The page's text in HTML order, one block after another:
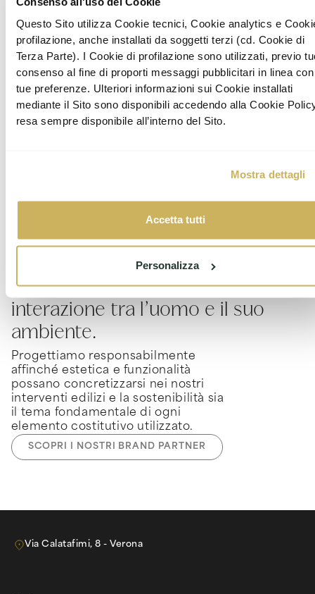
Questo Sito utilizza Cookie tecnici, Cookie analytics e
profilazione, anche installati da soggetti terzi (cd. Cookie di
Terza Parte). I Cookie di profilazione sono utilizzati, previo
consenso al fine di proporti messaggi pubblicitari in linea
tue preferenze. Ulteriori informazioni sui Cookie installati
mediante il Sito sono disponibili accedendo alla Cookie
resa sempre disponibile all’interno del Sito.
Mostra dettagli
Accetta tutti
Personalizza
"Casa" intesa come luogo di
interazione tra l’uomo e il suo
ambiente.
Progettiamo responsabilmente
affinché estetica e funzionalità
possano concretizzarsi nei nostri
interventi edilizi e la sostenibilità sia
il tema fondamentale di ogni
elemento costitutivo utilizzato.
SCOPRI I NOSTRI BRAND PARTNER
Via Calatafimi, 8 - Verona